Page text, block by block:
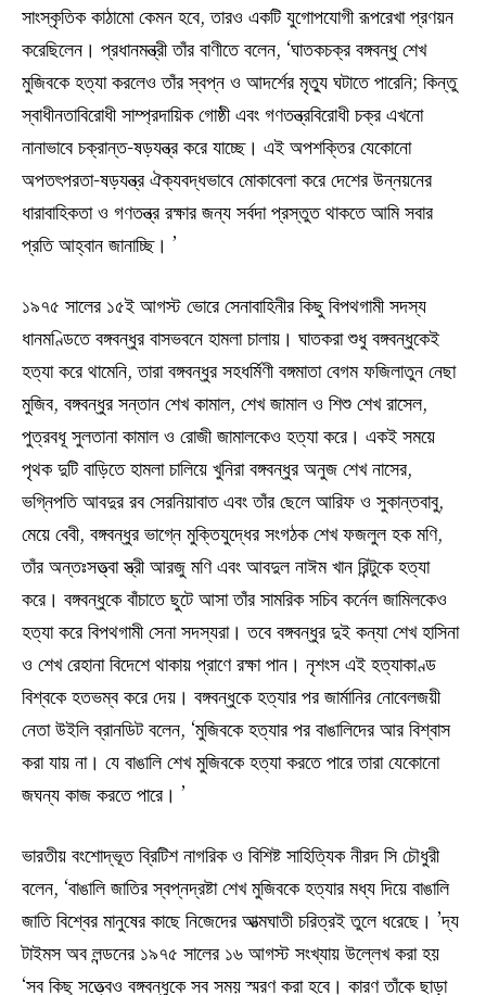
সাংস্কৃতিক কাঠামো কেমন হবে, তারও একটি যুগোপযোগী রূপরেখা প্রণয়ন
করেছিলেন। প্রধানমন্ত্রী তাঁর বাণীতে বলেন, ‘ঘাতকচক্র বঙ্গবন্ধু শেখ
মুজিবকে হত্যা করলেও তাঁর স্বপ্ন ও আদর্শের মৃত্যু ঘটাতে পারেনি; কিন্তু
স্বাধীনতাবিরোধী সাম্প্রদায়িক গোষ্ঠী এবং গণতন্ত্রবিরোধী চক্র এখনো
নানাভাবে চক্রান্ত-ষড়যন্ত্র করে যাচ্ছে। এই অপশক্তির যেকোনো
অপতৎপরতা-ষড়যন্ত্র ঐক্যবদ্ধভাবে মোকাবেলা করে দেশের উন্নয়নের
ধারাবাহিকতা ও গণতন্ত্র রক্ষার জন্য সর্বদা প্রস্তুত থাকতে আমি সবার
প্রতি আহ্বান জানাচ্ছি। ’
১৯৭৫ সালের ১৫ই আগস্ট ভোরে সেনাবাহিনীর কিছু বিপথগামী সদস্য
ধানমণ্ডিতে বঙ্গবন্ধুর বাসভবনে হামলা চালায়। ঘাতকরা শুধু বঙ্গবন্ধুকেই
হত্যা করে থামেনি, তারা বঙ্গবন্ধুর সহধর্মিণী বঙ্গমাতা বেগম ফজিলাতুন নেছা
মুজিব, বঙ্গবন্ধুর সন্তান শেখ কামাল, শেখ জামাল ও শিশু শেখ রাসেল,
পুত্রবধূ সুলতানা কামাল ও রোজী জামালকেও হত্যা করে। একই সময়ে
পৃথক দুটি বাড়িতে হামলা চালিয়ে খুনিরা বঙ্গবন্ধুর অনুজ শেখ নাসের,
ভগ্নিপতি আবদুর রব সেরনিয়াবাত এবং তাঁর ছেলে আরিফ ও সুকান্তবাবু,
মেয়ে বেবী, বঙ্গবন্ধুর ভাগ্নে মুক্তিযুদ্ধের সংগঠক শেখ ফজলুল হক মণি,
তাঁর অন্তঃসত্ত্বা স্ত্রী আরজু মণি এবং আবদুল নাঈম খান রিন্টুকে হত্যা
করে। বঙ্গবন্ধুকে বাঁচাতে ছুটে আসা তাঁর সামরিক সচিব কর্নেল জামিলকেও
হত্যা করে বিপথগামী সেনা সদস্যরা। তবে বঙ্গবন্ধুর দুই কন্যা শেখ হাসিনা
ও শেখ রেহানা বিদেশে থাকায় প্রাণে রক্ষা পান। নৃশংস এই হত্যাকাণ্ড
বিশ্বকে হতভম্ব করে দেয়। বঙ্গবন্ধুকে হত্যার পর জার্মানির নোবেলজয়ী
নেতা উইলি ব্রানডিট বলেন, ‘মুজিবকে হত্যার পর বাঙালিদের আর বিশ্বাস
করা যায় না। যে বাঙালি শেখ মুজিবকে হত্যা করতে পারে তারা যেকোনো
জঘন্য কাজ করতে পারে। ’
ভারতীয় বংশোদ্ভূত ব্রিটিশ নাগরিক ও বিশিষ্ট সাহিত্যিক নীরদ সি চৌধুরী
বলেন, ‘বাঙালি জাতির স্বপ্নদ্রষ্টা শেখ মুজিবকে হত্যার মধ্য দিয়ে বাঙালি
জাতি বিশ্বের মানুষের কাছে নিজেদের আত্মঘাতী চরিত্রই তুলে ধরেছে। ’দ্য
টাইমস অব লন্ডনের ১৯৭৫ সালের ১৬ আগস্ট সংখ্যায় উল্লেখ করা হয়
‘সব কিছু সত্ত্বেও বঙ্গবন্ধুকে সব সময় স্মরণ করা হবে। কারণ তাঁকে ছাড়া